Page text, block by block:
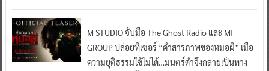
M STUDIO จับมือ The Ghost Radio และ MI
GROUP ปล่อยทีเซอร์ “คำสารภาพของหมอผี” เมื่อ
ความยุติธรรมใช้ไม่ได้…มนตร์ดำจึงกลายเป็นทาง